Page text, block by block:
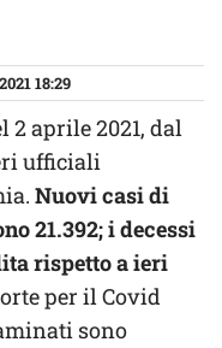
18:29
2 aprile 2021, dal
ufficiali
Nuovi casi di
21.392; i decessi
rispetto a ieri
per il Covid
sono